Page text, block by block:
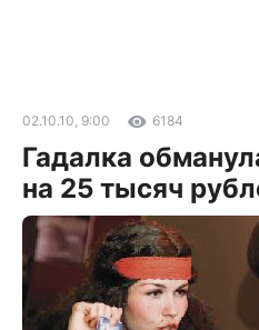
02.10.10, 9:00 6184
Гадалка
на 25 тысяч